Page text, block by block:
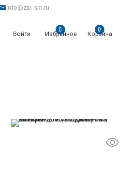
info@zip-sm.ru
Войти
0
Избранное
0
Корзина